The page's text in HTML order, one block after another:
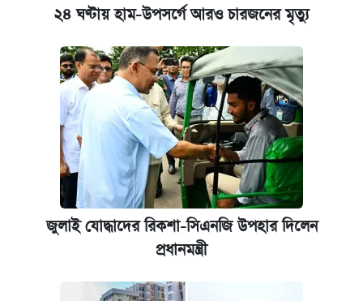
২৪ ঘণ্টায় হাম-উপসর্গে আরও চারজনের মৃত্যু
জুলাই যোদ্ধাদের রিকশা-সিএনজি উপহার দিলেন
প্রধানমন্ত্রী